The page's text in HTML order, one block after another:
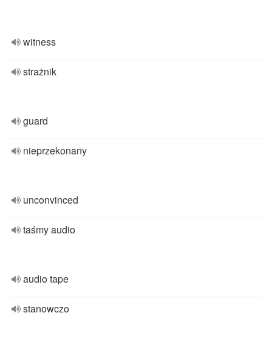
witness
strażnik
guard
nieprzekonany
unconvinced
taśmy audio
audio tape
stanowczo